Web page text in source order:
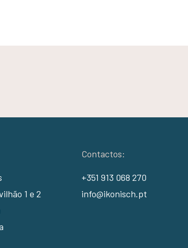
1 e 2
Contactos:
+351 913 068 270
info@ikonisch.pt